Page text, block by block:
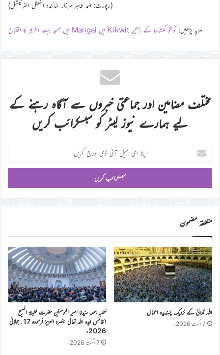
(رپورٹ: احمد طاہر مرزا۔ نمائندہ الفضل انٹرنیشنل)
مزید پڑھیں: کونگو کنشاسا کے ریجن Kikwit میں Mangai میں مسجد بیت الکریم کا افتتاح
مختلف مضامین اور جماعتی خبروں سے آگاہ رہنے کے
لیے ہمارے نیوز لیٹر کو سبسکرائب کریں
اپنا
ای
میل
ڈی
درج
کریں
متعلقہ مضمون
اللہ تعالیٰ کے نزدیک پسندیدہ اعمال
7 اگست 2026ء
خطبہ جمعہ سیّدنا امیر المومنین حضرت خلیفۃ المسیح
الخامس ایّدہ اللہ تعالیٰ بنصرہ العزیز فرمودہ 17؍جولائی
2026ء
7 اگست 2026ء